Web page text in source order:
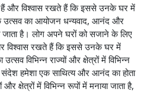
हैं और विश्वास रखते हैं कि इससे उनके घर में
उत्सव का आयोजन धन्यवाद, आनंद और
जाता है। लोग अपने घरों को सजाने के लिए
विश्वास रखते हैं कि इससे उनके घर में
विभिन्न राज्यों और क्षेत्रों में विभिन्न
हमेशा एक साथित्य और आनंद का होता
क्षेत्रों में विभिन्न रूपों में मनाया जाता है,